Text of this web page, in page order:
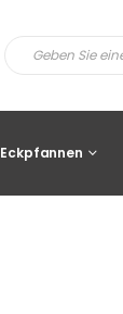
Eckpfannen